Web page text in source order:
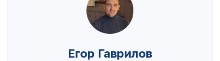
Егор Гаврилов